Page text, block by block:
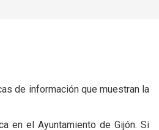
de información que muestran la
en el Ayuntamiento de Gijón. Si